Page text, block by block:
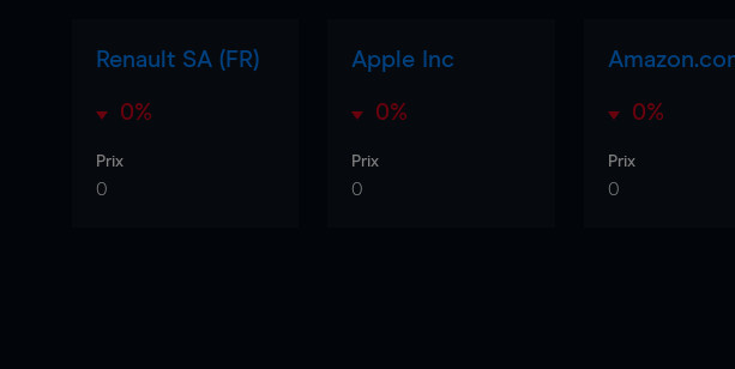
Renault SA (FR)
0%
Prix
0
Apple Inc
0%
Prix
0
0%
Prix
0